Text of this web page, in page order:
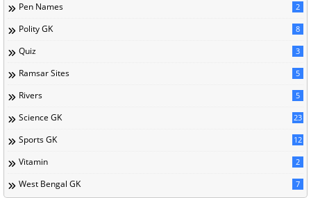
Pen Names 2
Polity GK 8
Quiz 3
Ramsar Sites 5
Rivers 5
Science GK 23
Sports GK 12
Vitamin 2
West Bengal GK 7